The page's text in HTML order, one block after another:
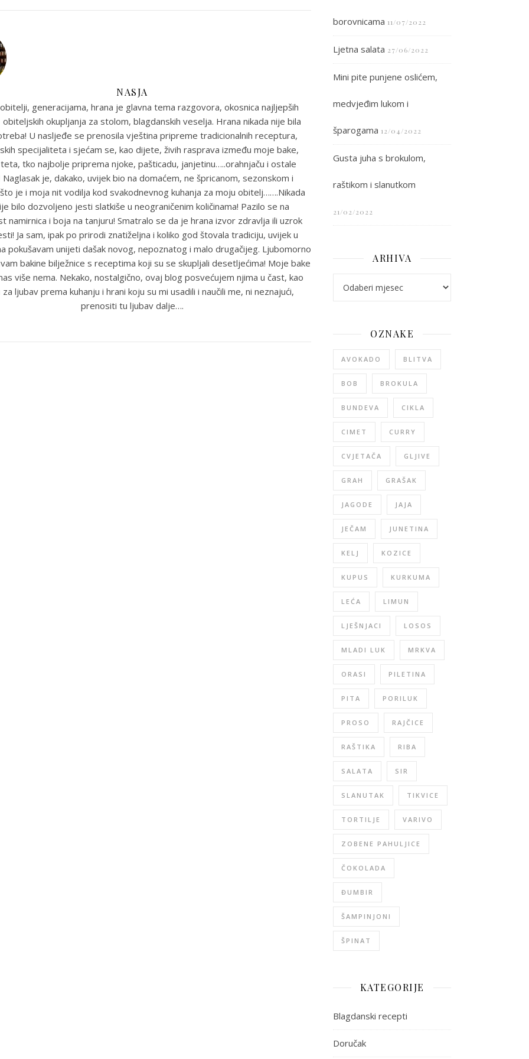
NASJA
generacijama, hrana je glavna tema razgovora, okosnica najljepših
obiteljskih okupljanja za stolom, blagdanskih veselja. Hrana nikada nije bila
U nasljeđe se prenosila vještina pripreme tradicionalnih receptura,
specijaliteta i sjećam se, kao dijete, živih rasprava između moje bake,
tko najbolje priprema njoke, pašticadu, janjetinu…..orahnjaču i ostale
Naglasak je, dakako, uvijek bio na domaćem, ne špricanom, sezonskom i
je i moja nit vodilja kod svakodnevnog kuhanja za moju obitelj…….Nikada
bilo dozvoljeno jesti slatkiše u neograničenim količinama! Pazilo se na
namirnica i boja na tanjuru! Smatralo se da je hrana izvor zdravlja ili uzrok
Ja sam, ipak po prirodi znatiželjna i koliko god štovala tradiciju, uvijek u
pokušavam unijeti dašak novog, nepoznatog i malo drugačijeg. Ljubomorno
bakine bilježnice s receptima koji su se skupljali desetljećima! Moje bake
više nema. Nekako, nostalgično, ovaj blog posvećujem njima u čast, kao
za ljubav prema kuhanju i hrani koju su mi usadili i naučili me, ni neznajući,
prenositi tu ljubav dalje….
borovnicama 11/07/2022
Ljetna salata 27/06/2022
Mini pite punjene oslićem,
medvjeđim lukom i
šparogama 12/04/2022
Gusta juha s brokulom,
raštikom i slanutkom
21/02/2022
ARHIVA
OZNAKE
AVOKADO BLITVA
BOB BROKULA
BUNDEVA CIKLA
CIMET CURRY
CVJETAČA GLJIVE
GRAH GRAŠAK
JAGODE JAJA
JEČAM JUNETINA
KELJ KOZICE
KUPUS KURKUMA
LEĆA LIMUN
LJEŠNJACI LOSOS
MLADI LUK MRKVA
ORASI PILETINA
PITA PORILUK
PROSO RAJČICE
RAŠTIKA RIBA
SALATA SIR
SLANUTAK TIKVICE
TORTILJE VARIVO
ZOBENE PAHULJICE
ČOKOLADA
ĐUMBIR
ŠAMPINJONI
ŠPINAT
KATEGORIJE
Blagdanski recepti
Doručak